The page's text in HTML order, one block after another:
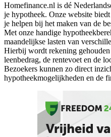
Homefinance.nl is dé
je hypotheek. Onze website
je helpen bij het maken van de
Met onze handige
maandelijkse lasten van
Hierbij wordt rekening gehouden
leenbedrag, de rentevoet en de
Bezoekers kunnen zo direct
hypotheekmogelijkheden en de